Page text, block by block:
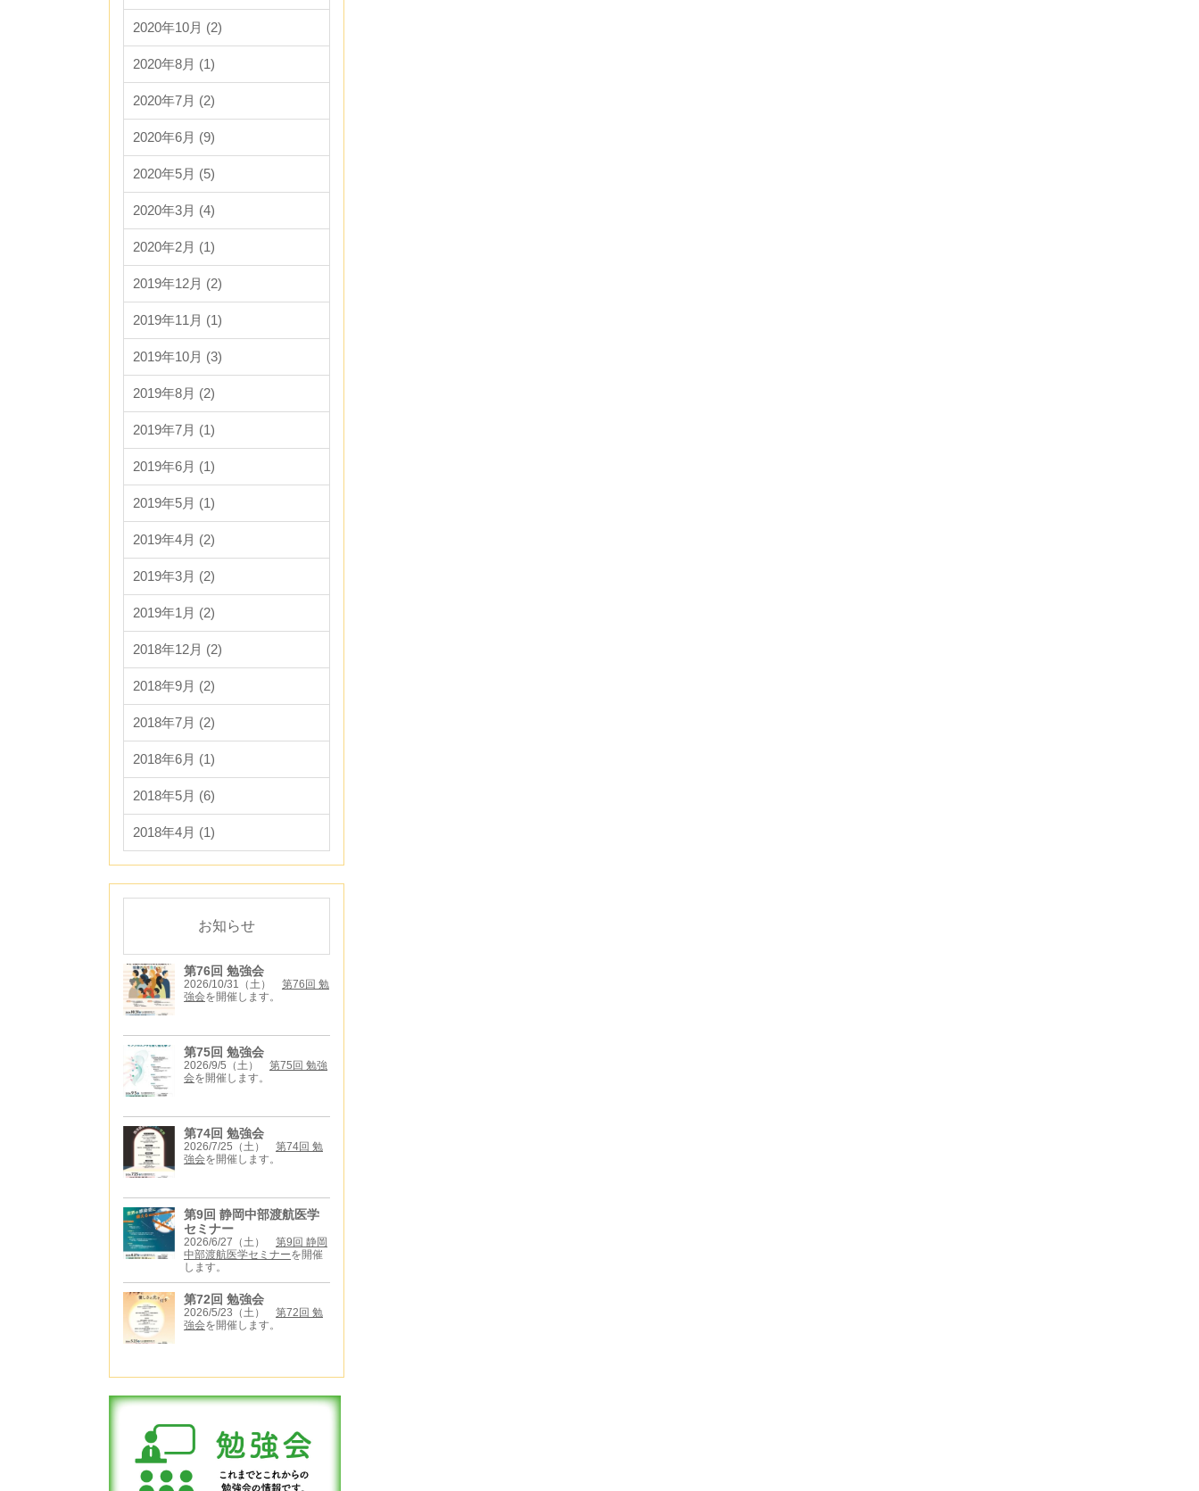
2020年10月 (2)
2020年8月 (1)
2020年7月 (2)
2020年6月 (9)
2020年5月 (5)
2020年3月 (4)
2020年2月 (1)
2019年12月 (2)
2019年11月 (1)
2019年10月 (3)
2019年8月 (2)
2019年7月 (1)
2019年6月 (1)
2019年5月 (1)
2019年4月 (2)
2019年3月 (2)
2019年1月 (2)
2018年12月 (2)
2018年9月 (2)
2018年7月 (2)
2018年6月 (1)
2018年5月 (6)
2018年4月 (1)
お知らせ
第76回 勉強会
2026/10/31（土） 第76回 勉
強会を開催します。
第75回 勉強会
2026/9/5（土） 第75回 勉強
会を開催します。
第74回 勉強会
2026/7/25（土） 第74回 勉
強会を開催します。
第9回 静岡中部渡航医学
セミナー
2026/6/27（土） 第9回 静岡
中部渡航医学セミナーを開催
します。
第72回 勉強会
2026/5/23（土） 第72回 勉
強会を開催します。